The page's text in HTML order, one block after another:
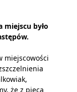
miejscu było
miejscowości
że z pieca